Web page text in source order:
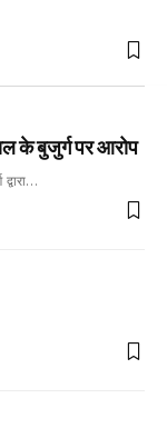
के बुजुर्ग पर आरोप